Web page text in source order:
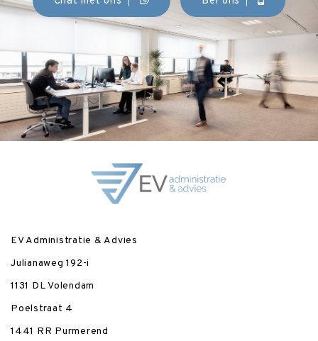
EV Administratie & Advies
Julianaweg 192-i
1131 DL Volendam
Poelstraat 4
1441 RR Purmerend